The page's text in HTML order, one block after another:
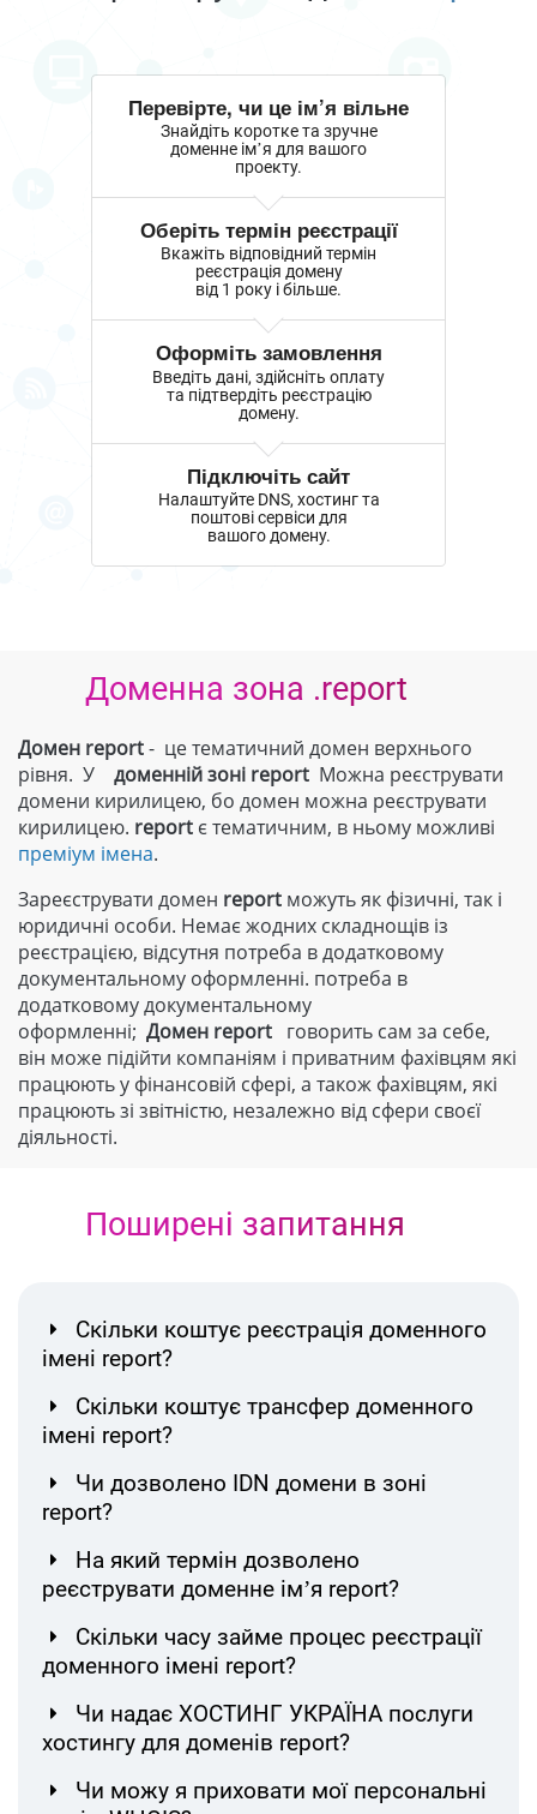
Перевірте, чи це ім’я вільне
Знайдіть коротке та зручне
доменне ім’я для вашого
проекту.
Оберіть термін реєстрації
Вкажіть відповідний термін
реєстрація домену
від 1 року і більше.
Оформіть замовлення
Введіть дані, здійсніть оплату
та підтвердіть реєстрацію
домену.
Підключіть сайт
Налаштуйте DNS, хостинг та
поштові сервіси для
вашого домену.
Доменна зона .report
Домен report- це тематичний домен верхнього
рівня. У доменній зоні report Можна реєструвати
домени кирилицею, бо домен можна реєструвати
кирилицею. report є тематичним, в ньому можливі
преміум імена.
Зареєструвати домен report можуть як фізичні, так і
юридичні особи. Немає жодних складнощів із
реєстрацією, відсутня потреба в додатковому
документальному оформленні. потреба в
додатковому документальному
оформленні; Домен report говорить сам за себе,
він може підійти компаніям і приватним фахівцям які
працюють у фінансовій сфері, а також фахівцям, які
працюють зі звітністю, незалежно від сфери своєї
діяльності.
Поширені запитання
Скільки коштує реєстрація доменного
імені report?
Скільки коштує трансфер доменного
імені report?
Чи дозволено IDN домени в зоні
report?
На який термін дозволено
реєструвати доменне ім’я report?
Скільки часу займе процес реєстрації
доменного імені report?
Чи надає ХОСТИНГ УКРАЇНА послуги
хостингу для доменів report?
Чи можу я приховати мої персональні